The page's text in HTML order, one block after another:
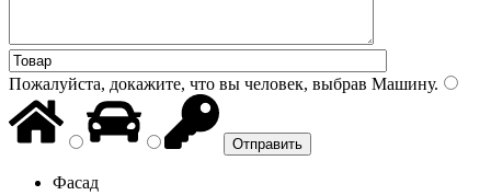
Пожалуйста, докажите, что вы человек, выбрав Машину.
Фасад